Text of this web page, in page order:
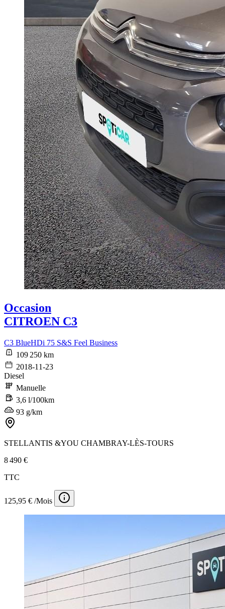
Occasion
CITROEN C3
C3 BlueHDi 75 S&S Feel Business
109 250 km
2018-11-23
Diesel
Manuelle
3,6 l/100km
93 g/km
STELLANTIS &YOU CHAMBRAY-LÈS-TOURS
8 490 €
TTC
125,95 € /Mois